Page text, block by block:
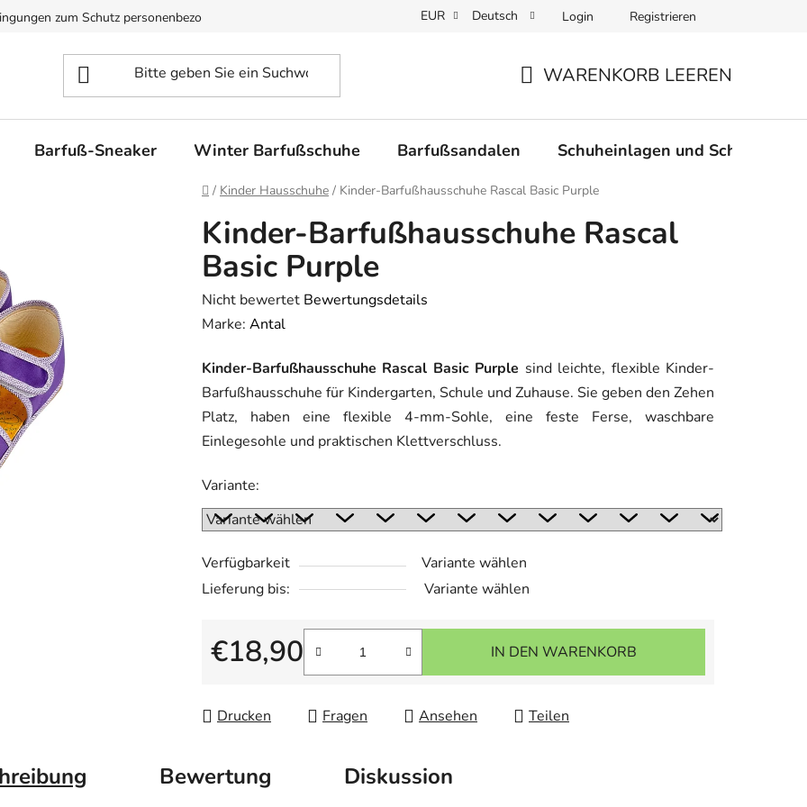
zum Schutz personenbezogener Daten Verfügbarkeit und Lieferung der Ware Warenrücksendungen und Reklamationen
EUR Deutsch Login Registrieren
WARENKORB LEEREN
Barfuß-Sneaker Winter Barfußschuhe Barfußsandalen Schuheinlagen und
Startseite
/ Kinder Hausschuhe / Kinder-Barfußhausschuhe Rascal Basic Purple
Kinder-Barfußhausschuhe Rascal
Basic Purple
Die
durchschnittliche
ist
0,0
von
5
Nicht bewertet Bewertungsdetails
Marke: Antal
Kinder-Barfußhausschuhe Rascal Basic Purple sind leichte, flexible Kinder-
Barfußhausschuhe für Kindergarten, Schule und Zuhause. Sie geben den Zehen
Platz, haben eine flexible 4-mm-Sohle, eine feste Ferse, waschbare
Einlegesohle und praktischen Klettverschluss.
Variante:
Verfügbarkeit
Variante wählen
Lieferung bis:
Variante wählen
€18,90 IN DEN WARENKORB
Drucken Fragen Ansehen Teilen
Bewertung Diskussion